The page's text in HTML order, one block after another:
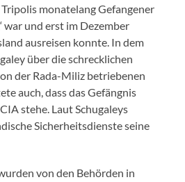
monatelang Gefangener
war und erst im Dezember
ausreisen konnte. In dem
über die schrecklichen
der Rada-Miliz betriebenen
auch, dass das Gefängnis
stehe. Laut Schugaleys
Sicherheitsdienste seine
von den Behörden in